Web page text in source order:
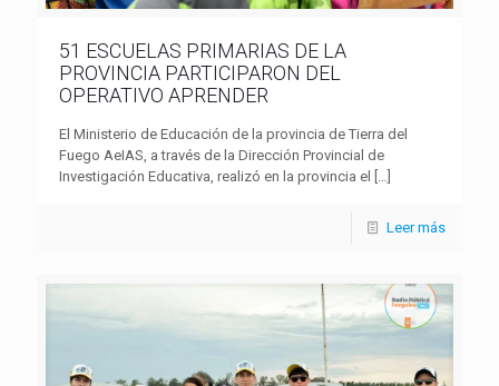
51 ESCUELAS PRIMARIAS DE LA
PROVINCIA PARTICIPARON DEL
OPERATIVO APRENDER
El Ministerio de Educación de la provincia de Tierra del
Fuego AeIAS, a través de la Dirección Provincial de
Investigación Educativa, realizó en la provincia el […]
Leer más